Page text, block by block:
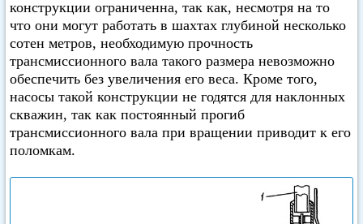
конструкции ограниченна, так как, несмотря на то
что они могут работать в шахтах глубиной несколько
сотен метров, необходимую прочность
трансмиссионного вала такого размера невозможно
обеспечить без увеличения его веса. Кроме того,
насосы такой конструкции не годятся для наклонных
скважин, так как постоянный прогиб
трансмиссионного вала при вращении приводит к его
поломкам.